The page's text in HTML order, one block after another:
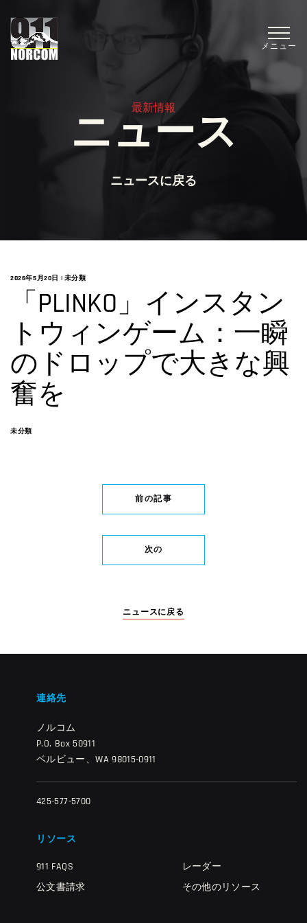
メニュー
最新情報
ニュース
ニュースに戻る
2026年5月20日 | 未分類
「PLINKO」インスタン
トウィンゲーム：一瞬
のドロップで大きな興
奮を
未分類
前の記事
次の
ニュースに戻る
連絡先
ノルコム
P.O. Box 50911
ベルビュー、WA 98015-0911
425-577-5700
リソース
911 FAQS
公文書請求
レーダー
その他のリソース